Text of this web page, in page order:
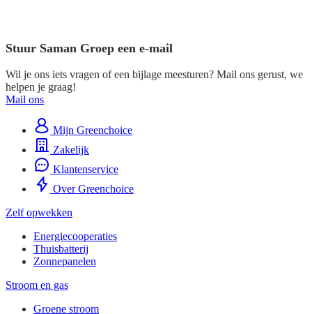
Stuur Saman Groep een e-mail
Wil je ons iets vragen of een bijlage meesturen? Mail ons gerust, we
helpen je graag!
Mail ons
Mijn Greenchoice
Zakelijk
Klantenservice
Over Greenchoice
Zelf opwekken
Energiecooperaties
Thuisbatterij
Zonnepanelen
Stroom en gas
Groene stroom